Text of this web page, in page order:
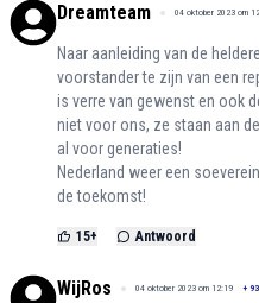
Dreamteam 04 oktober 2023 om
Naar aanleiding van de
voorstander te zijn van een
is verre van gewenst en ook
niet voor ons, ze staan aan
al voor generaties!
Nederland weer een
de toekomst!
15+ Antwoord
WijRos 04 oktober 2023 om 12:19 +